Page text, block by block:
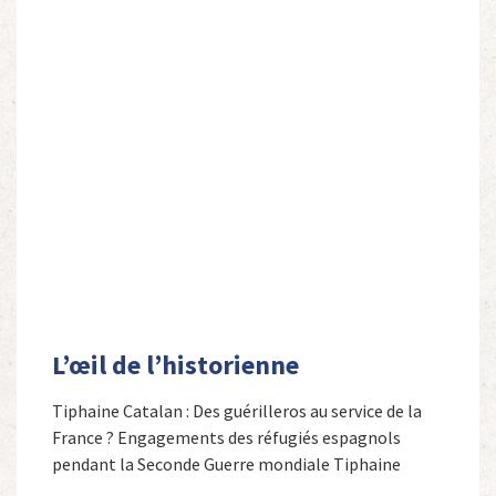
L’œil de l’historienne
Tiphaine Catalan : Des guérilleros au service de la
France ? Engagements des réfugiés espagnols
pendant la Seconde Guerre mondiale Tiphaine